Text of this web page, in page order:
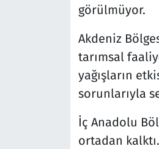
görülmüyor.
Akdeniz
tarımsal
yağışların
sorunlarıyla
İç Anadolu
ortadan